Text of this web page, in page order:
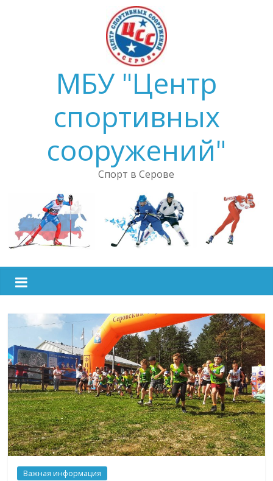
МБУ "Центр
спортивных
сооружений"
Спорт в Серове
Важная информация